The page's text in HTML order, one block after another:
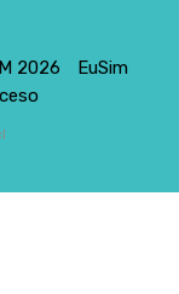
2026
EuSim